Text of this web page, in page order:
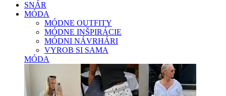
SNÁR
MÓDA
MÓDNE OUTFITY
MÓDNE INŠPIRÁCIE
MÓDNI NÁVRHÁRI
VYROB SI SAMA
MÓDA